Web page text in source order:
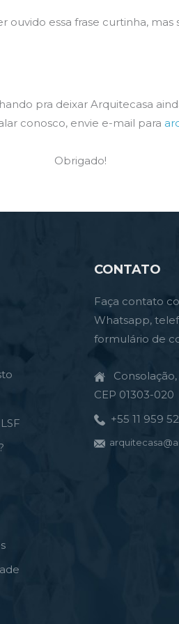
ouvido essa frase curtinha, mas
pra deixar Arquitecasa
conosco, envie e-mail para
Obrigado!
CONTATO
Faça contato
Whatsapp,
formulário de
Consolação,
CEP 01303-020
+55 11 959